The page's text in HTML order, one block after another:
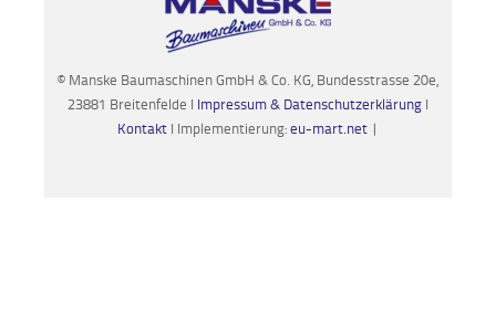
© Manske Baumaschinen GmbH & Co. KG, Bundesstrasse 20e,
23881 Breitenfelde I Impressum & Datenschutzerklärung I
Kontakt I Implementierung:eu-mart.net |